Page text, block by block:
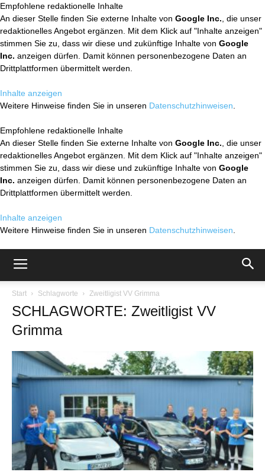
Empfohlene redaktionelle Inhalte
An dieser Stelle finden Sie externe Inhalte von Google Inc. , die unser
redaktionelles Angebot ergänzen. Mit dem Klick auf "Inhalte anzeigen"
stimmen Sie zu, dass wir diese und zukünftige Inhalte von Google
Inc. anzeigen dürfen. Damit können personenbezogene Daten an
Drittplattformen übermittelt werden.
Inhalte anzeigen
Weitere Hinweise finden Sie in unseren Datenschutzhinweisen
Empfohlene redaktionelle Inhalte
An dieser Stelle finden Sie externe Inhalte von Google Inc. , die unser
redaktionelles Angebot ergänzen. Mit dem Klick auf "Inhalte anzeigen"
stimmen Sie zu, dass wir diese und zukünftige Inhalte von Google
Inc. anzeigen dürfen. Damit können personenbezogene Daten an
Drittplattformen übermittelt werden.
Inhalte anzeigen
Weitere Hinweise finden Sie in unseren Datenschutzhinweisen
Start Schlagworte Zweitligist VV Grimma
SCHLAGWORTE: Zweitligist VV
Grimma